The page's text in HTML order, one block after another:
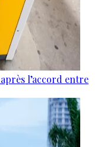
l’accord entre